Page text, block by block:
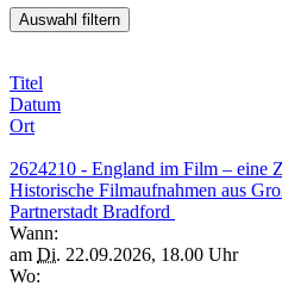
Titel
Datum
Ort
2624210 - England im Film – eine
Historische Filmaufnahmen aus
Partnerstadt Bradford
Wann:
am Di. 22.09.2026, 18.00 Uhr
Wo: